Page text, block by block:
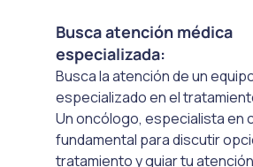
Busca atención médica
especializada:
Busca la atención de un
especializado en el
Un oncólogo, especialista en
fundamental para discutir
tratamiento y guiar tu